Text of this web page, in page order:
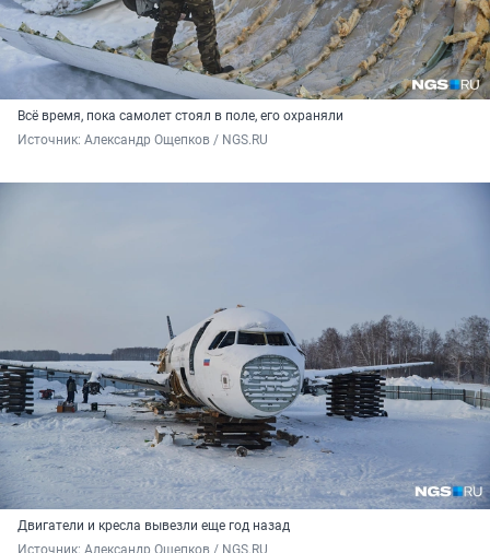
Всё время, пока самолет стоял в поле, его охраняли
Источник: Александр Ощепков / NGS.RU
Двигатели и кресла вывезли еще год назад